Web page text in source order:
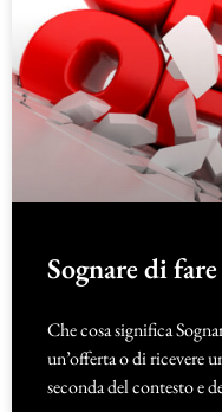
Sognare di
Che cosa significa
un’offerta o di ricevere
seconda del contesto e